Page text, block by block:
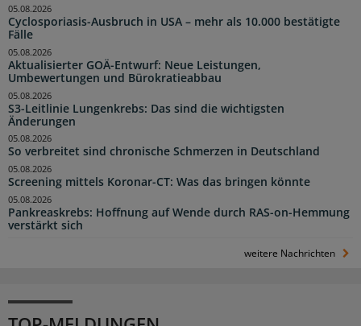
Cyclosporiasis-Ausbruch in USA – mehr als 10.000 bestätigte
Fälle
05.08.2026
Aktualisierter GOÄ-Entwurf: Neue Leistungen,
Umbewertungen und Bürokratieabbau
05.08.2026
S3-Leitlinie Lungenkrebs: Das sind die wichtigsten
Änderungen
05.08.2026
So verbreitet sind chronische Schmerzen in Deutschland
05.08.2026
Screening mittels Koronar-CT: Was das bringen könnte
05.08.2026
Pankreaskrebs: Hoffnung auf Wende durch RAS-on-Hemmung
verstärkt sich
05.08.2026
weitere Nachrichten